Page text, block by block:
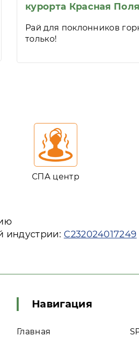
курорта Красная
Рай для поклонников
только!
СПА центр
индустрии: С232024017249
Навигация
Главная